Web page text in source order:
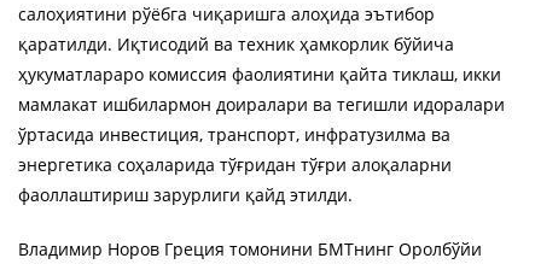
салоҳиятини рўёбга чиқаришга алоҳида эътибор
қаратилди. Иқтисодий ва техник ҳамкорлик бўйича
ҳукуматлараро комиссия фаолиятини қайта тиклаш, икки
мамлакат ишбилармон доиралари ва тегишли идоралари
ўртасида инвестиция, транспорт, инфратузилма ва
энергетика соҳаларида тўғридан тўғри алоқаларни
фаоллаштириш зарурлиги қайд этилди.
Владимир Норов Греция томонини БМТнинг Оролбўйи